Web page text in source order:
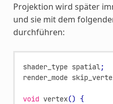
Projektion wird später
und sie mit dem
durchführen:
shader_type spatial;
render_mode
void vertex()
{